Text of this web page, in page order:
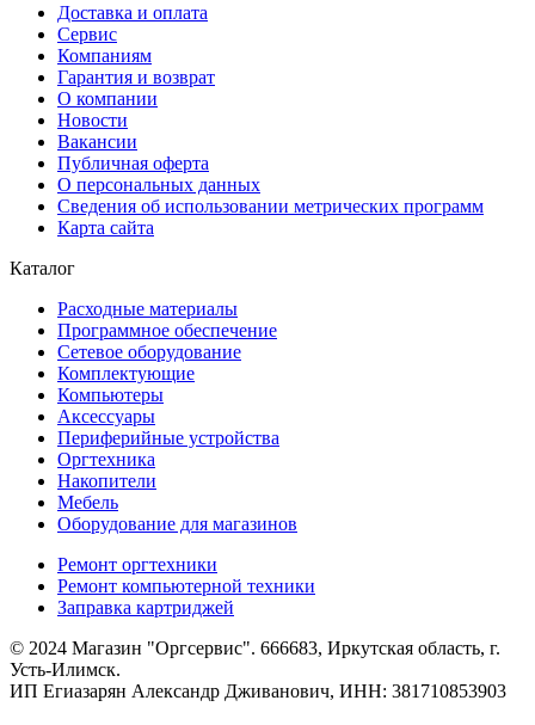
Доставка и оплата
Сервис
Компаниям
Гарантия и возврат
О компании
Новости
Вакансии
Публичная оферта
О персональных данных
Сведения об использовании метрических программ
Карта сайта
Каталог
Расходные материалы
Программное обеспечение
Сетевое оборудование
Комплектующие
Компьютеры
Аксессуары
Периферийные устройства
Оргтехника
Накопители
Мебель
Оборудование для магазинов
Ремонт оргтехники
Ремонт компьютерной техники
Заправка картриджей
© 2024 Магазин "Оргсервис". 666683, Иркутская область, г.
Усть-Илимск.
ИП Егиазарян Александр Дживанович, ИНН: 381710853903